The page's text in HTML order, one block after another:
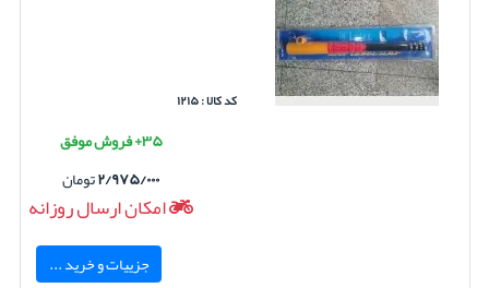
کد کالا : ۱۲۱۵
۳۵+ فروش موفق
۲/۹۷۵/۰۰۰تومان
امکان ارسال روزانه
جزییات و خرید ...